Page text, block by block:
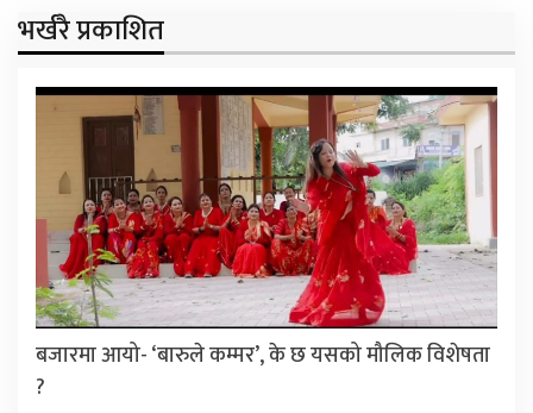
भर्खरै प्रकाशित
बजारमा आयो- ‘बारुले कम्मर’, के छ यसको मौलिक विशेषता
?